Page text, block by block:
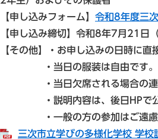
【申し込みフォーム】 令和8年度三
【申し込み締切】令和8年7月21日（
【その他】・お申し込みの日時に直
・当日の服装は自由です。
・当日欠席される場合の連絡
・説明内容は、後日HPで公
・一般の方の参加はご遠慮く
三次市立学びの多様化学校 学